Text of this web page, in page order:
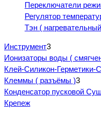
Переключатели
Регулятор
Тэн (
Инструмент3
Ионизаторы воды (
Клей-Силикон-Герметики-
Клеммы ( разъёмы )3
Конденсатор пусковой
Крепеж